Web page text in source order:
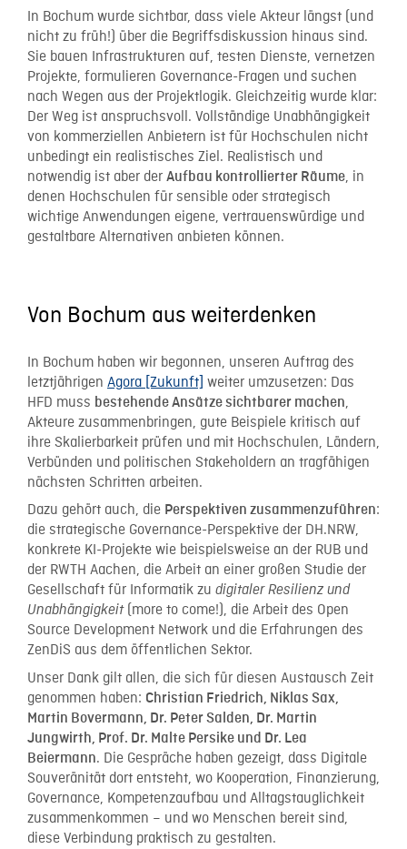
In Bochum wurde sichtbar, dass viele Akteur längst (und
nicht zu früh!) über die Begriffsdiskussion hinaus sind.
Sie bauen Infrastrukturen auf, testen Dienste, vernetzen
Projekte, formulieren Governance-Fragen und suchen
nach Wegen aus der Projektlogik. Gleichzeitig wurde klar:
Der Weg ist anspruchsvoll. Vollständige Unabhängigkeit
von kommerziellen Anbietern ist für Hochschulen nicht
unbedingt ein realistisches Ziel. Realistisch und
notwendig ist aber der Aufbau kontrollierter Räume, in
denen Hochschulen für sensible oder strategisch
wichtige Anwendungen eigene, vertrauenswürdige und
gestaltbare Alternativen anbieten können.
Von Bochum aus weiterdenken
In Bochum haben wir begonnen, unseren Auftrag des
letztjährigen Agora [Zukunft] weiter umzusetzen: Das
HFD muss bestehende Ansätze sichtbarer machen,
Akteure zusammenbringen, gute Beispiele kritisch auf
ihre Skalierbarkeit prüfen und mit Hochschulen, Ländern,
Verbünden und politischen Stakeholdern an tragfähigen
nächsten Schritten arbeiten.
Dazu gehört auch, die Perspektiven zusammenzuführen:
die strategische Governance-Perspektive der DH.NRW,
konkrete KI-Projekte wie beispielsweise an der RUB und
der RWTH Aachen, die Arbeit an einer großen Studie der
Gesellschaft für Informatik zu digitaler Resilienz und
Unabhängigkeit(more to come!), die Arbeit des Open
Source Development Network und die Erfahrungen des
ZenDiS aus dem öffentlichen Sektor.
Unser Dank gilt allen, die sich für diesen Austausch Zeit
genommen haben: Christian Friedrich, Niklas Sax,
Martin Bovermann, Dr. Peter Salden, Dr. Martin
Jungwirth, Prof. Dr. Malte Persike und Dr. Lea
Beiermann. Die Gespräche haben gezeigt, dass Digitale
Souveränität dort entsteht, wo Kooperation, Finanzierung,
Governance, Kompetenzaufbau und Alltagstauglichkeit
zusammenkommen – und wo Menschen bereit sind,
diese Verbindung praktisch zu gestalten.